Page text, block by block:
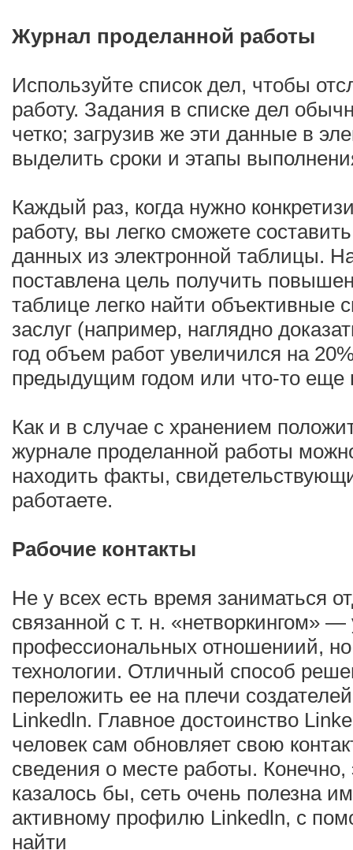
Журнал проделанной работы
Используйте список дел, чтобы
работу. Задания в списке дел
четко; загрузив же эти данные в
выделить сроки и этапы
Каждый раз, когда нужно
работу, вы легко сможете
данных из электронной таблицы.
поставлена цель получить
таблице легко найти объективные
заслуг (например, наглядно
год объем работ увеличился на
предыдущим годом или что-то еще
Как и в случае с хранением
журнале проделанной работы
находить факты,
работаете.
Рабочие контакты
Не у всех есть время заниматься
связанной с т. н. «нетворкингом» —
профессиональных отношениий, но
технологии. Отличный способ
переложить ее на плечи
Linkedln. Главное достоинство
человек сам обновляет свою
сведения о месте работы. Конечно,
казалось бы, сеть очень полезна
активному профилю Linkedln, с
найти